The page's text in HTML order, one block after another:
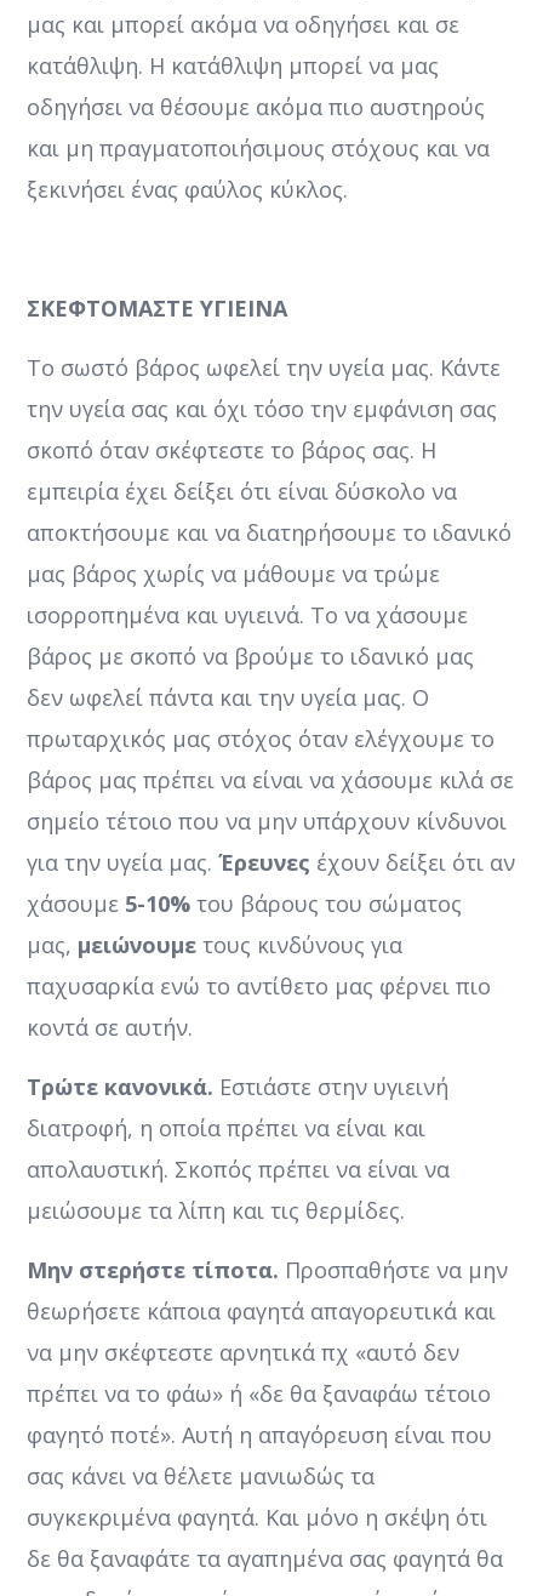
μας και μπορεί ακόμα να οδηγήσει και σε
κατάθλιψη. Η κατάθλιψη μπορεί να μας
οδηγήσει να θέσουμε ακόμα πιο αυστηρούς
και μη πραγματοποιήσιμους στόχους και να
ξεκινήσει ένας φαύλος κύκλος.
ΣΚΕΦΤΟΜΑΣΤΕ ΥΓΙΕΙΝΑ
Το σωστό βάρος ωφελεί την υγεία μας. Κάντε
την υγεία σας και όχι τόσο την εμφάνιση σας
σκοπό όταν σκέφτεστε το βάρος σας. Η
εμπειρία έχει δείξει ότι είναι δύσκολο να
αποκτήσουμε και να διατηρήσουμε το ιδανικό
μας βάρος χωρίς να μάθουμε να τρώμε
ισορροπημένα και υγιεινά. Το να χάσουμε
βάρος με σκοπό να βρούμε το ιδανικό μας
δεν ωφελεί πάντα και την υγεία μας. Ο
πρωταρχικός μας στόχος όταν ελέγχουμε το
βάρος μας πρέπει να είναι να χάσουμε κιλά σε
σημείο τέτοιο που να μην υπάρχουν κίνδυνοι
για την υγεία μας.Έρευνες έχουν δείξει ότι αν
χάσουμε 5-10%του βάρους του σώματος
μας, μειώνουμετους κινδύνους για
παχυσαρκία ενώ το αντίθετο μας φέρνει πιο
κοντά σε αυτήν.
Τρώτε κανονικά. Εστιάστε στην υγιεινή
διατροφή, η οποία πρέπει να είναι και
απολαυστική. Σκοπός πρέπει να είναι να
μειώσουμε τα λίπη και τις θερμίδες.
Μην στερήστε τίποτα. Προσπαθήστε να μην
θεωρήσετε κάποια φαγητά απαγορευτικά και
να μην σκέφτεστε αρνητικά πχ «αυτό δεν
πρέπει να το φάω» ή «δε θα ξαναφάω τέτοιο
φαγητό ποτέ». Αυτή η απαγόρευση είναι που
σας κάνει να θέλετε μανιωδώς τα
συγκεκριμένα φαγητά. Και μόνο η σκέψη ότι
δε θα ξαναφάτε τα αγαπημένα σας φαγητά θα